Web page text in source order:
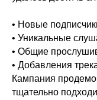
• Новые
• Уникальные
• Общие
• Добавления
Кампания
тщательно